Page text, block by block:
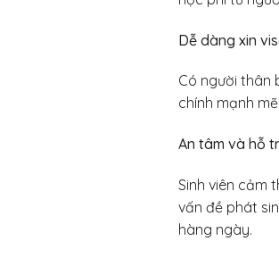
Dễ dàng xin
Có người thân
chính mạnh
An tâm và hỗ
Sinh viên cảm
vấn đề phát
hàng ngày.